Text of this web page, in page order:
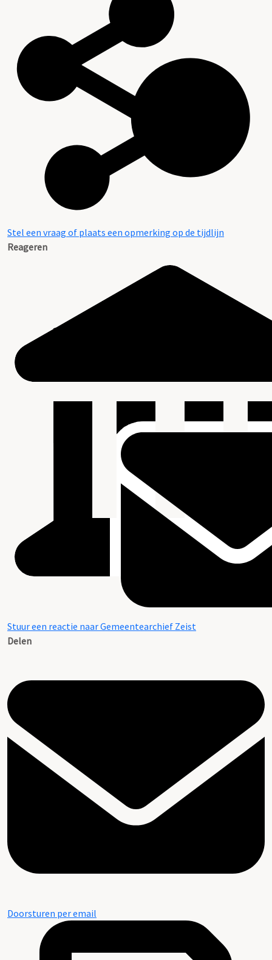
Stel een vraag of plaats een opmerking op de tijdlijn
Reageren
Stuur een reactie naar Gemeentearchief Zeist
Delen
Doorsturen per email